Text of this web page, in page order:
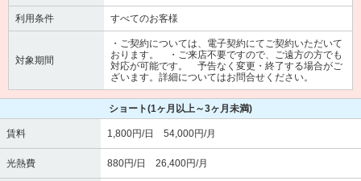
利用条件 すべてのお客様
対象期間
・ご契約については、電子契約にてご契約いただいて
おります。 ・ご来店不要ですので、ご遠方の方でも
対応が可能です。 予告なく変更・終了する場合がご
ざいます。詳細についてはお問合せください。
ショート(1ヶ月以上～3ヶ月未満)
賃料 1,800円/日 54,000円/月
光熱費 880円/日 26,400円/月